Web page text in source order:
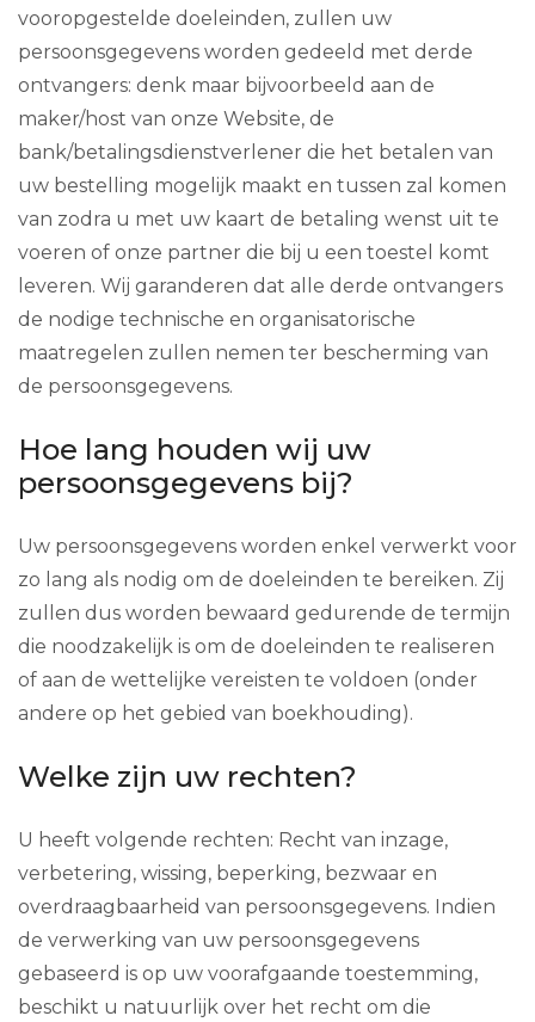
vooropgestelde doeleinden, zullen uw
persoonsgegevens worden gedeeld met derde
ontvangers: denk maar bijvoorbeeld aan de
maker/host van onze Website, de
bank/betalingsdienstverlener die het betalen van
uw bestelling mogelijk maakt en tussen zal komen
van zodra u met uw kaart de betaling wenst uit te
voeren of onze partner die bij u een toestel komt
leveren. Wij garanderen dat alle derde ontvangers
de nodige technische en organisatorische
maatregelen zullen nemen ter bescherming van
de persoonsgegevens.
Hoe lang houden wij uw
persoonsgegevens bij?
Uw persoonsgegevens worden enkel verwerkt voor
zo lang als nodig om de doeleinden te bereiken. Zij
zullen dus worden bewaard gedurende de termijn
die noodzakelijk is om de doeleinden te realiseren
of aan de wettelijke vereisten te voldoen (onder
andere op het gebied van boekhouding).
Welke zijn uw rechten?
U heeft volgende rechten: Recht van inzage,
verbetering, wissing, beperking, bezwaar en
overdraagbaarheid van persoonsgegevens. Indien
de verwerking van uw persoonsgegevens
gebaseerd is op uw voorafgaande toestemming,
beschikt u natuurlijk over het recht om die